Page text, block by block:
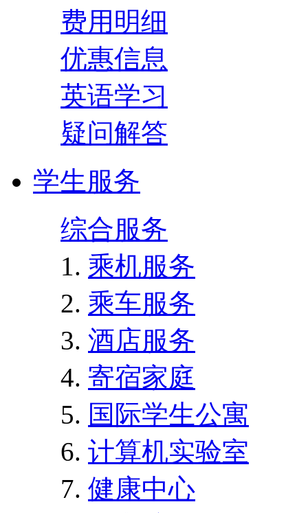
费用明细
优惠信息
英语学习
疑问解答
学生服务
综合服务
乘机服务
乘车服务
酒店服务
寄宿家庭
国际学生公寓
计算机实验室
健康中心